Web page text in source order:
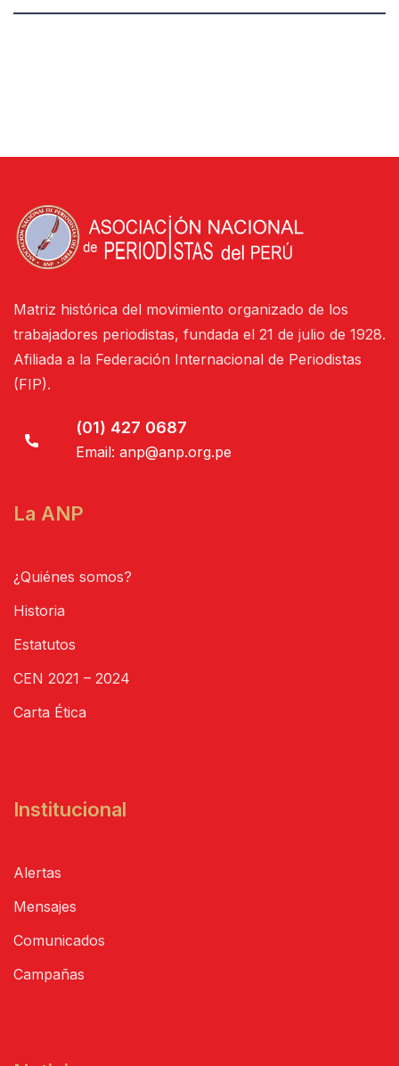
Matriz histórica del movimiento organizado de los
trabajadores periodistas, fundada el 21 de julio de 1928.
Afiliada a la Federación Internacional de Periodistas
(FIP).
(01) 427 0687
Email: anp@anp.org.pe
La ANP
¿Quiénes somos?
Historia
Estatutos
CEN 2021 – 2024
Carta Ética
Institucional
Alertas
Mensajes
Comunicados
Campañas